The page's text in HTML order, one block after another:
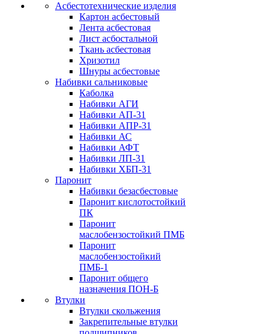
Асбестотехнические изделия
Картон асбестовый
Лента асбестовая
Лист асбостальной
Ткань асбестовая
Хризотил
Шнуры асбестовые
Набивки сальниковые
Каболка
Набивки АГИ
Набивки АП-31
Набивки АПР-31
Набивки АС
Набивки АФТ
Набивки ЛП-31
Набивки ХБП-31
Паронит
Набивки безасбестовые
Паронит кислотостойкий
ПК
Паронит
маслобензостойкий ПМБ
Паронит
маслобензостойкий
ПМБ-1
Паронит общего
назначения ПОН-Б
Втулки
Втулки скольжения
Закрепительные втулки